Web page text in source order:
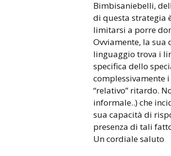
Bimbisaniebelli,
di questa strategia
limitarsi a porre
Ovviamente, la
linguaggio trova i
specifica dello
complessivamente
“relativo” ritardo.
informale..) che
sua capacità di
presenza di tali
Un cordiale saluto